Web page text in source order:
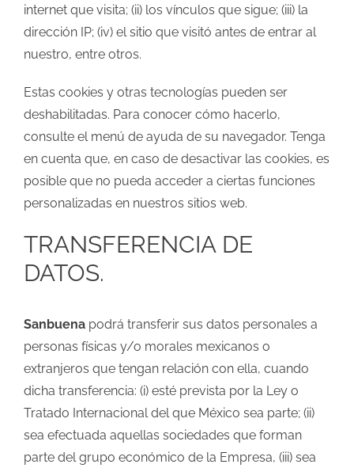
internet que visita; (ii) los vínculos que sigue; (iii) la
dirección IP; (iv) el sitio que visitó antes de entrar al
nuestro, entre otros.
Estas cookies y otras tecnologías pueden ser
deshabilitadas. Para conocer cómo hacerlo,
consulte el menú de ayuda de su navegador. Tenga
en cuenta que, en caso de desactivar las cookies, es
posible que no pueda acceder a ciertas funciones
personalizadas en nuestros sitios web.
TRANSFERENCIA DE
DATOS.
Sanbuenapodrá transferir sus datos personales a
personas físicas y/o morales mexicanos o
extranjeros que tengan relación con ella, cuando
dicha transferencia: (i) esté prevista por la Ley o
Tratado Internacional del que México sea parte; (ii)
sea efectuada aquellas sociedades que forman
parte del grupo económico de la Empresa, (iii) sea